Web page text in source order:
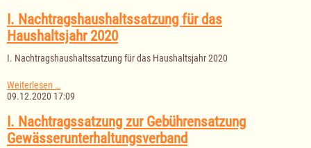
Haushaltsjahr
2021
I. Nachtragshaushaltssatzung für das
Haushaltsjahr 2020
I. Nachtragshaushaltssatzung für das Haushaltsjahr 2020
Weiterlesen …
Nachtragshaushaltssatzung
das
Haushaltsjahr
2020
09.12.2020 17:09
I. Nachtragssatzung zur Gebührensatzung
Gewässerunterhaltungsverband